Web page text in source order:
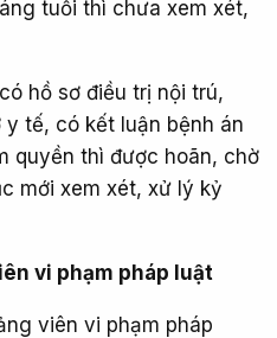
tuổi thì chưa xem xét,
hồ sơ điều trị nội trú,
tế, có kết luận bệnh án
quyền thì được hoãn, chờ
mới xem xét, xử lý kỷ
vi phạm pháp luật
viên vi phạm pháp